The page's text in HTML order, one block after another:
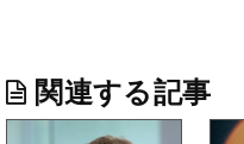
関連する記事